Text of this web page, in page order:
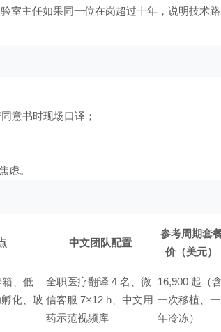
室主任如果同一位在岗超过十年，说明技术路
意书时现场口译；
虑。
中文团队配置
参考周期套
价（美元）
箱、低
化、玻
全职医疗翻译 4 名、微
信客服 7×12 h、中文用
药示范视频库
16,900 起（
一次移植、一
年冷冻）